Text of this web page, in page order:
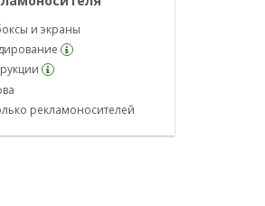
и экраны
рекламоносителей